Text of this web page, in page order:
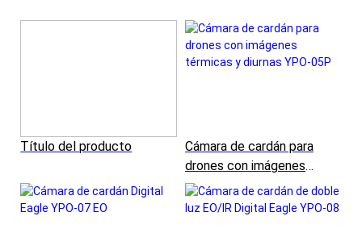
Título del producto
Cámara de cardán para
drones con imágenes
térmicas y diurnas YPO-
05P